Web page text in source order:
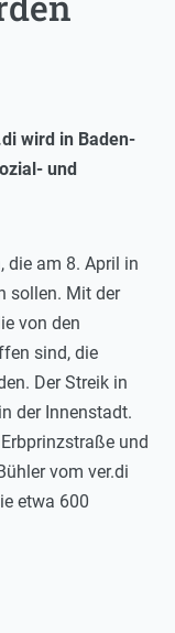
wird in Baden-
und
die am 8. April in
sollen. Mit der
von den
sind, die
Der Streik in
der Innenstadt.
und
vom ver.di
etwa 600